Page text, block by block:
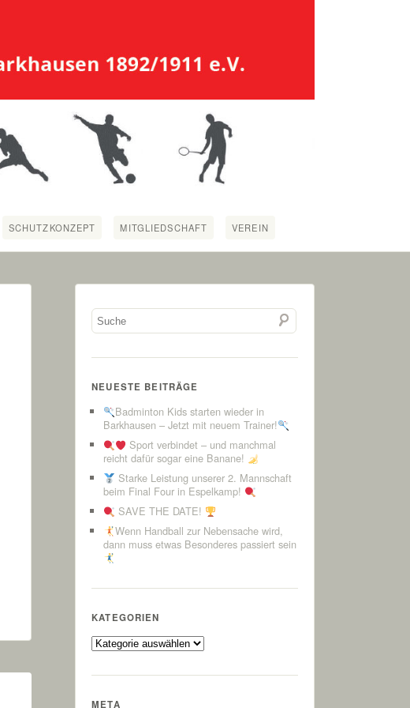
SCHUTZKONZEPT MITGLIEDSCHAFT VEREIN
NEUESTE BEITRÄGE
Badminton Kids starten wieder in
Barkhausen – Jetzt mit neuem Trainer!
Sport verbindet – und manchmal
reicht dafür sogar eine Banane!
Starke Leistung unserer 2. Mannschaft
beim Final Four in Espelkamp!
SAVE THE DATE!
Wenn Handball zur Nebensache wird,
dann muss etwas Besonderes passiert sein
KATEGORIEN
Kategorien
META